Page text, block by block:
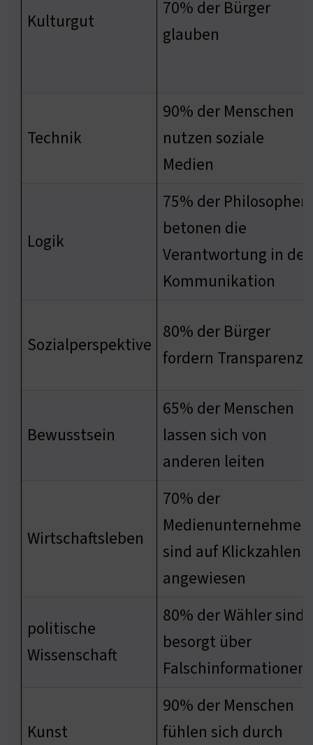
Kulturgut
70% der Bürger
glauben
Technik
90% der Menschen
nutzen soziale
Medien
Logik
75% der Philosophen
betonen die
Verantwortung in der
Kommunikation
Sozialperspektive
80% der Bürger
fordern Transparenz
Bewusstsein
65% der Menschen
lassen sich von
anderen leiten
Wirtschaftsleben
70% der
Medienunternehmen
sind auf Klickzahlen
angewiesen
politische
Wissenschaft
80% der Wähler sind
besorgt über
Falschinformationen
Kunst
90% der Menschen
fühlen sich durch